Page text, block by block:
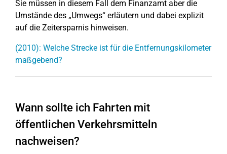
Sie müssen in diesem Fall dem Finanzamt aber die
Umstände des „Umwegs“ erläutern und dabei explizit
auf die Zeitersparnis hinweisen.
(2010): Welche Strecke ist für die Entfernungskilometer
maßgebend?
Wann sollte ich Fahrten mit
öffentlichen Verkehrsmitteln
nachweisen?